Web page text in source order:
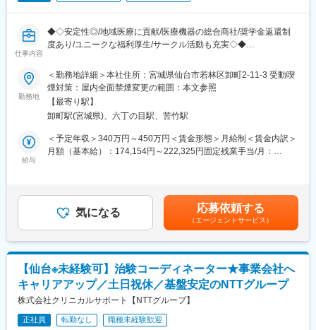
■ここがおすすめ：
★松田病院を母体とする安定経営基盤の企業でのお仕事ですの
で、働く環境がそろっておリます。
調理師の方が改善したい休日数は確保することができます。サ
★富裕層向けの老人ホームなので、ホテルのようなきれいな職場
で働くことができます。
★当社は、お客様の心のケアを行うことを大切にしており、お客
様が安心して尊厳のある人生を送ることができるよう、
県外からも多くのお客様にご利用 いただいております。
仕事内容
◆◇安定性◎/地域医療に貢献/医療機器の総合商社/奨学金返還制
度あり/ユニークな福利厚生/サークル活動も充実◇◆
■業務概要：
・医療機関の医師・看護師などの方々に向けて、医療機器の提
案・販売を行います。はじめはマスク、注射針、ガーゼなどの消
耗品からスタートし、将来的には新病院の立ち上げタイミングや
大型の医療機器の導入のタイミングでMRIなどの提案も行って頂
きます。地域の医療に貢献するやりがいある仕事です。
験によって変動がございます）。その間は営業目標がつかない育
成期間となりますので、仕事を覚えることに集中できます。
・メーカー営業との同行や勉強会等もございますので、製品につ
■配属詳細：
・整形外科部門をサポートするオーソペディック事業部配属とな
ります。営業のエキスパートが所属しており、約10名の組織で
す。主な取扱商品には、外傷の治療で骨折部を固定するプレー
ト、スクリュー、 髄内釘をはじめ、加齢などによる変形性関節症
勤務地
＜勤務地詳細＞本社住所：宮城県仙台市若林区卸町2-11-3 受動喫
煙対策：屋内全面禁煙変更の範囲：本文参照
【最寄り駅】
卸町駅(宮城県)、六丁の目駅、苦竹駅
給与
＜予定年収＞340万円～450万円＜賃金形態＞月給制＜賃金内訳＞
月額（基本給）：174,154円～222,325円固定残業手当/月：
年収はあくまでも目安の金額であり、選考を通じて上下する可能
性があります。※固定残業金額は給与によって異なります。■昇
給：年1回■賞与：年2回（昨年実績：3カ月以上）賃金はあくまで
も目安の金額であり、選考を通じて上下する可能性があります。
月給(月額)は固定手当を含めた表記です。
気になる 応募依頼する
（エージェントサービス）
【仙台※未経験可】治験コーディネーター★事業会社へ
キャリアアップ／土日祝休／基盤安定のNTTグループ
株式会社クリニカルサポート【NTTグループ】
正社員 転勤なし 職種未経験歓迎